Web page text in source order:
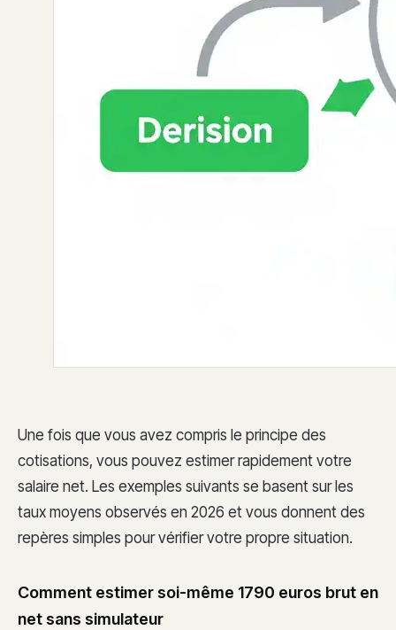
Une fois que vous avez compris le principe des
cotisations, vous pouvez estimer rapidement votre
salaire net. Les exemples suivants se basent sur les
taux moyens observés en 2026 et vous donnent des
repères simples pour vérifier votre propre situation.
Comment estimer soi-même 1790 euros brut en
net sans simulateur